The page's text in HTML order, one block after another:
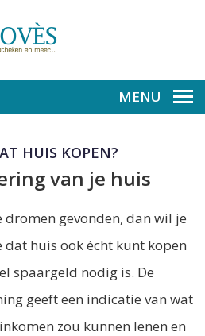
MENU
HUIS KOPEN?
van je huis
dromen gevonden, dan wil je
dat huis ook écht kunt kopen
spaargeld nodig is. De
geeft een indicatie van wat
zou kunnen lenen en